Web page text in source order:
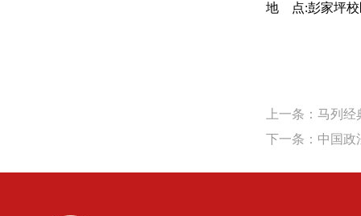
地 点:彭家坪校
上一条：马列
下一条：中国政